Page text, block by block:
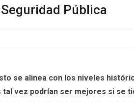
Pública
se alinea con los niveles
vez podrían ser mejores si se